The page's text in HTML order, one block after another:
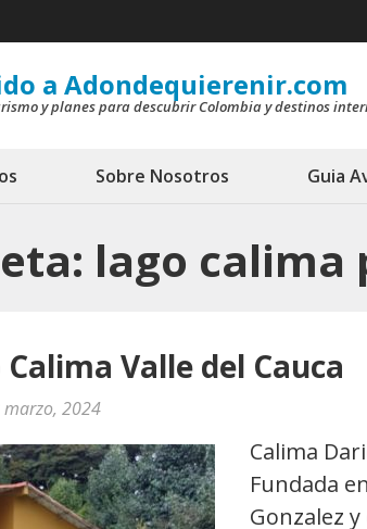
a Adondequierenir.com
y planes para descubrir Colombia y destinos
Sobre Nosotros Guia
lago calima
Calima Valle del Cauca
marzo, 2024
Calima
Fundada
Gonzalez